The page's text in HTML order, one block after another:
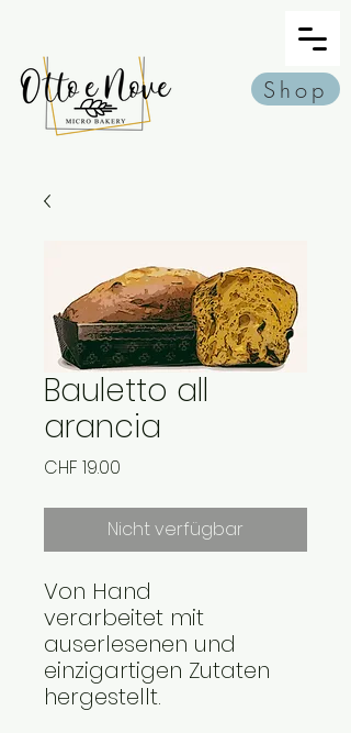
Shop
Bauletto all
arancia
CHF 19.00
Nicht verfügbar
Von Hand
verarbeitet mit
auserlesenen und
einzigartigen Zutaten
hergestellt.